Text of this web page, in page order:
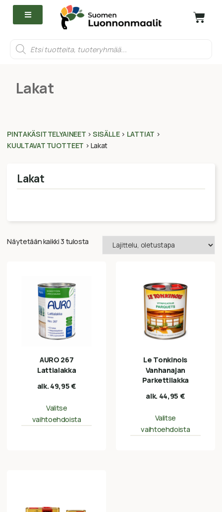
Lakat
PINTAKÄSITTELYAINEET >SISÄLLE> LATTIAT >
KUULTAVAT TUOTTEET > Lakat
Lakat
Näytetään kaikki 3 tulosta
AURO 267
Lattialakka
alk. 49,95€
Valitse
vaihtoehdoista
Le Tonkinois
Vanhanajan
Parkettilakka
alk. 44,95 €
Valitse
vaihtoehdoista